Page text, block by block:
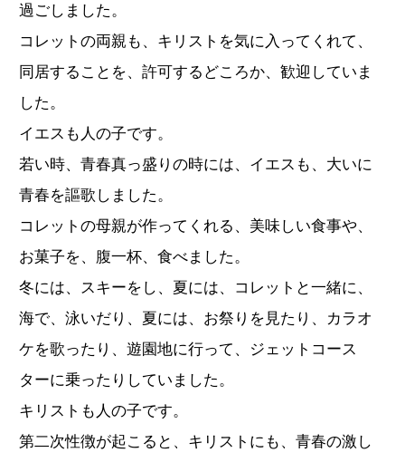
過ごしました。
コレットの両親も、キリストを気に入ってくれて、
同居することを、許可するどころか、歓迎していま
した。
イエスも人の子です。
若い時、青春真っ盛りの時には、イエスも、大いに
青春を謳歌しました。
コレットの母親が作ってくれる、美味しい食事や、
お菓子を、腹一杯、食べました。
冬には、スキーをし、夏には、コレットと一緒に、
海で、泳いだり、夏には、お祭りを見たり、カラオ
ケを歌ったり、遊園地に行って、ジェットコース
ターに乗ったりしていました。
キリストも人の子です。
第二次性徴が起こると、キリストにも、青春の激し